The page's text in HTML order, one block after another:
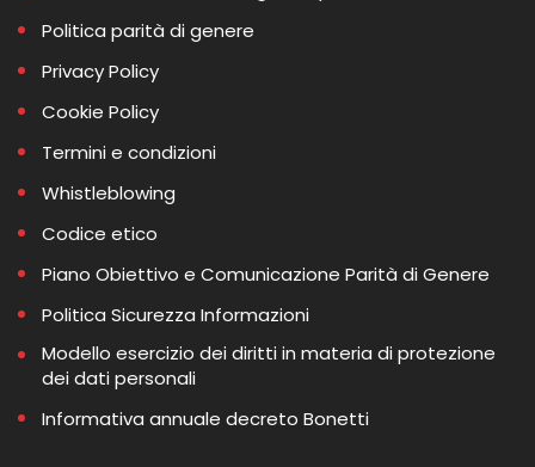
Politica parità di genere
Privacy Policy
Cookie Policy
Termini e condizioni
Whistleblowing
Codice etico
Piano Obiettivo e Comunicazione Parità di Genere
Politica Sicurezza Informazioni
Modello esercizio dei diritti in materia di protezione
dei dati personali
Informativa annuale decreto Bonetti